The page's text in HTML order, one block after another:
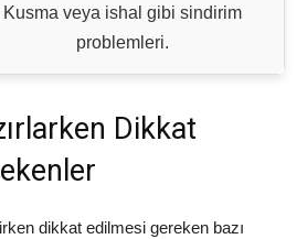
Kusma veya ishal gibi sindirim
problemleri.
Dikkat
dikkat edilmesi gereken bazı